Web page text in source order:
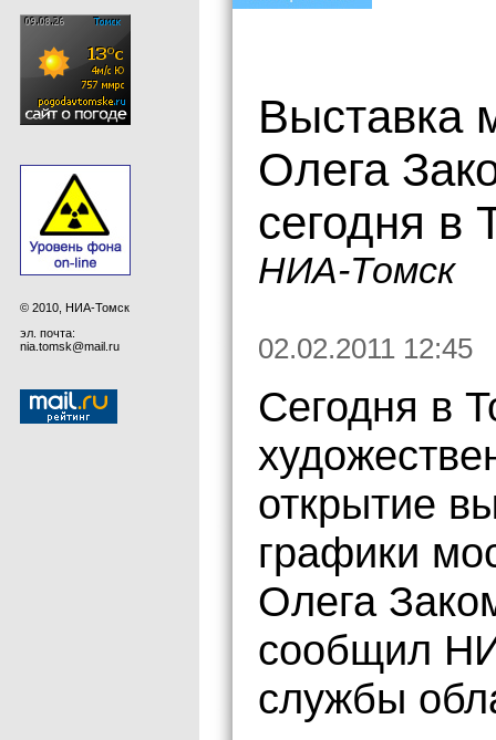
© 2010, НИА-Томск
эл. почта:
nia.tomsk@mail.ru
Выставка
Олега
сегодня в
НИА-Томск
02.02.2011 12:45
Сегодня в
открытие
графики
Олега
сообщил
службы